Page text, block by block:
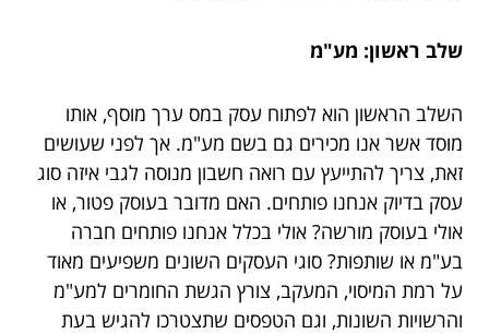
שלב ראשון: מע"מ
השלב הראשון הוא לפתוח עסק במס ערך מוסף, אותו
מוסד אשר אנו מכירים גם בשם מע"מ. אך לפני שעושים
זאת, צריך להתייעץ עם רואה חשבון מנוסה לגבי איזה סוג
עסק בדיוק אנחנו פותחים. האם מדובר בעוסק פטור, או
אולי בעוסק מורשה? אולי בכלל אנחנו פותחים חברה
בע"מ או שותפות? סוגי העסקים השונים משפיעים מאוד
על רמת המיסוי, המעקב, צורץ הגשת החומרים למע"מ
והרשויות השונות, וגם הטפסים שתצטרכו להגיש בעת